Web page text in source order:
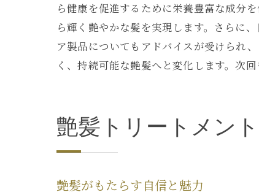
ら健康を促進するために栄養豊富な成分
ら輝く艶やかな髪を実現します。さらに
ア製品についてもアドバイスが受けられ
く、持続可能な艶髪へと変化します。次
艶髪トリートメン
艶髪がもたらす自信と魅力